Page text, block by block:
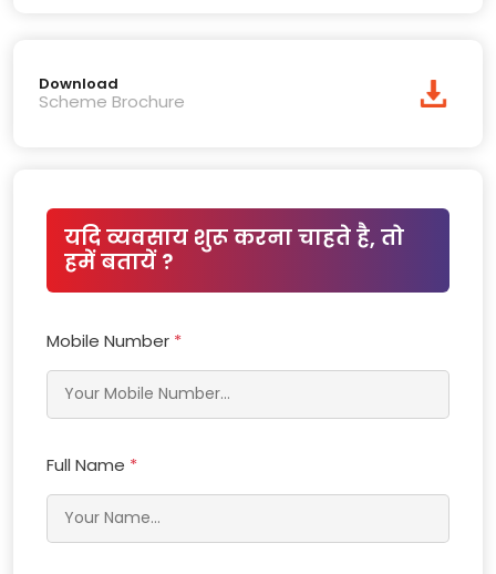
Download
Scheme Brochure
यदि व्यवसाय शुरू करना चाहते है, तो
हमें बतायें ?
Mobile Number *
Full Name *